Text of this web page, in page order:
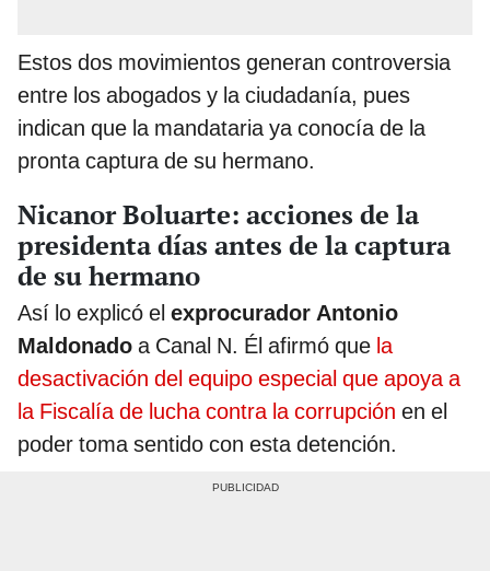
Estos dos movimientos generan controversia
entre los abogados y la ciudadanía, pues
indican que la mandataria ya conocía de la
pronta captura de su hermano.
Nicanor Boluarte: acciones de la
presidenta días antes de la captura
de su hermano
Así lo explicó el exprocurador Antonio
Maldonado a Canal N. Él afirmó que la
desactivación del equipo especial que apoya a
la Fiscalía de lucha contra la corrupción en el
poder toma sentido con esta detención.